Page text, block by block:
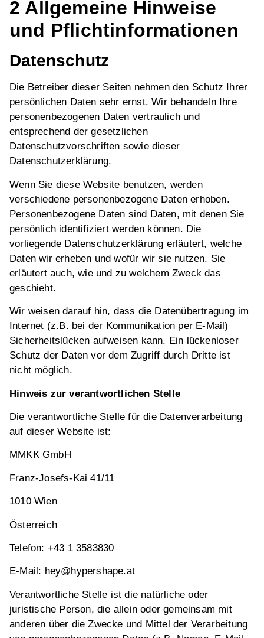
2 Allgemeine Hinweise
und Pflichtinformationen
Datenschutz
Die Betreiber dieser Seiten nehmen den Schutz Ihrer
persönlichen Daten sehr ernst. Wir behandeln Ihre
personenbezogenen Daten vertraulich und
entsprechend der gesetzlichen
Datenschutzvorschriften sowie dieser
Datenschutzerklärung.
Wenn Sie diese Website benutzen, werden
verschiedene personenbezogene Daten erhoben.
Personenbezogene Daten sind Daten, mit denen Sie
persönlich identifiziert werden können. Die
vorliegende Datenschutzerklärung erläutert, welche
Daten wir erheben und wofür wir sie nutzen. Sie
erläutert auch, wie und zu welchem Zweck das
geschieht.
Wir weisen darauf hin, dass die Datenübertragung im
Internet (z.B. bei der Kommunikation per E-Mail)
Sicherheitslücken aufweisen kann. Ein lückenloser
Schutz der Daten vor dem Zugriff durch Dritte ist
nicht möglich.
Hinweis zur verantwortlichen Stelle
Die verantwortliche Stelle für die Datenverarbeitung
auf dieser Website ist:
MMKK GmbH
Franz-Josefs-Kai 41/11
1010 Wien
Österreich
Telefon: +43 1 3583830
E-Mail: hey@hypershape.at
Verantwortliche Stelle ist die natürliche oder
juristische Person, die allein oder gemeinsam mit
anderen über die Zwecke und Mittel der Verarbeitung